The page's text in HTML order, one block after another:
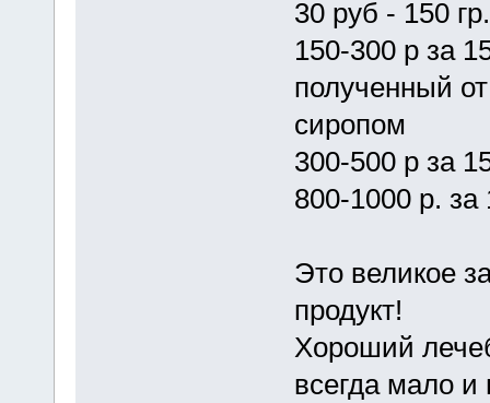
30 руб - 150
150-300 р за
полученный
сиропом
300-500 р за
800-1000 р.
Это великое
продукт!
Хороший
всегда мало